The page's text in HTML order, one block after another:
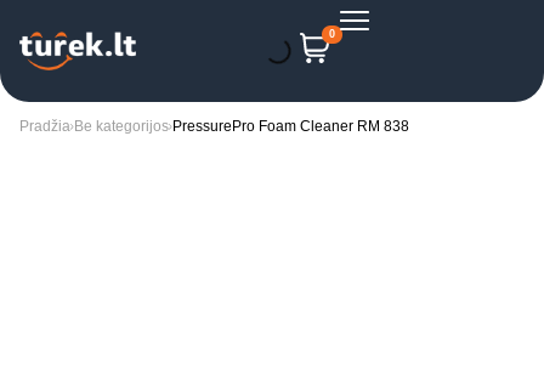
0
Pradžia Be kategorijos PressurePro Foam Cleaner RM 838